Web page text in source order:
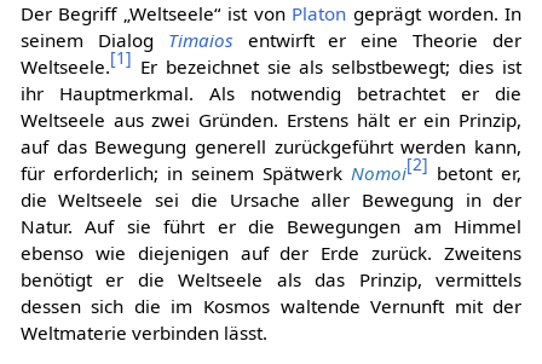
Der Begriff „Weltseele“ ist von Platon geprägt worden. In
seinem Dialog Timaios entwirft er eine Theorie der
Weltseele.[1] Er bezeichnet sie als selbstbewegt; dies ist
ihr Hauptmerkmal. Als notwendig betrachtet er die
Weltseele aus zwei Gründen. Erstens hält er ein Prinzip,
auf das Bewegung generell zurückgeführt werden kann,
für erforderlich; in seinem SpätwerkNomoi[2] betont er,
die Weltseele sei die Ursache aller Bewegung in der
Natur. Auf sie führt er die Bewegungen am Himmel
ebenso wie diejenigen auf der Erde zurück. Zweitens
benötigt er die Weltseele als das Prinzip, vermittels
dessen sich die im Kosmos waltende Vernunft mit der
Weltmaterie verbinden lässt.